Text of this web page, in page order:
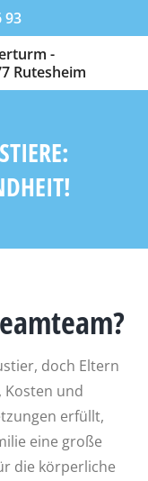
93
-
Rutesheim
doch Eltern
Kosten und
erfüllt,
eine große
die körperliche